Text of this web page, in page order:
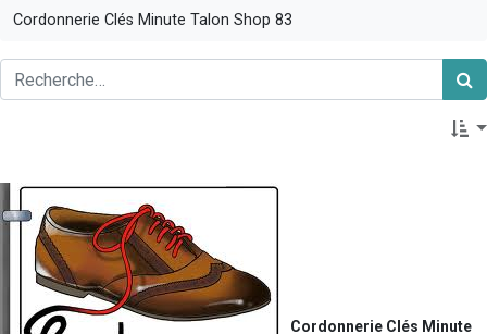
Cordonnerie Clés Minute Talon Shop 83
Cordonnerie Clés Minute